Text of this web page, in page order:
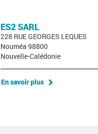
ES2 SARL
228 RUE GEORGES LEQUES
Nouméa 98800
Nouvelle-Calédonie
En savoir plus